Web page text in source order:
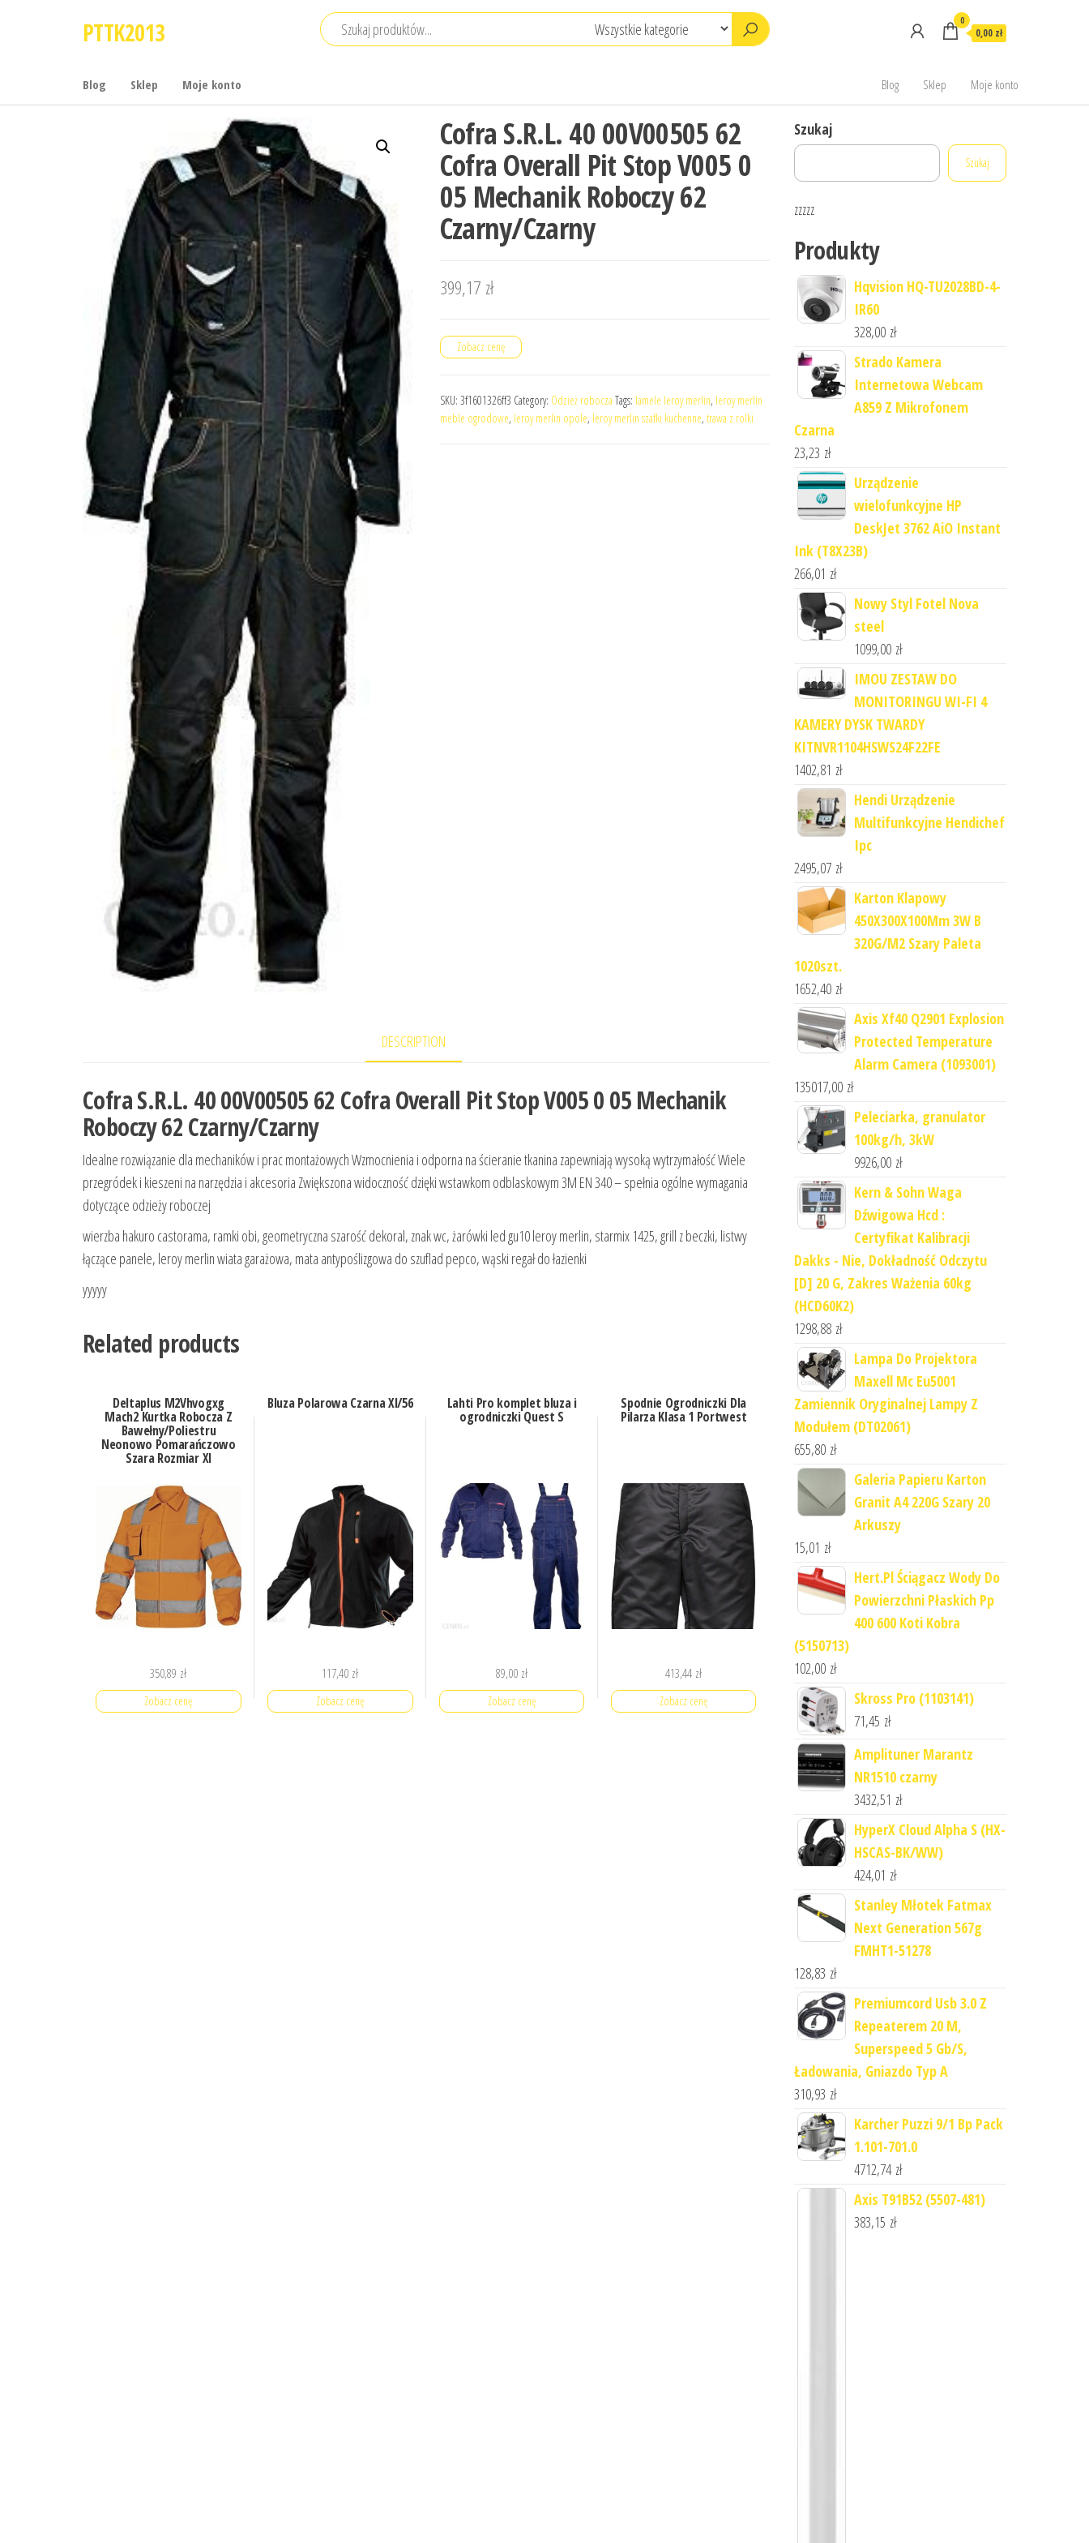
PTTK2013 0
0,00 zł
Blog Sklep Moje konto Blog Sklep Moje konto
Cofra S.R.L. 40 00V00505 62
Cofra Overall Pit Stop V005 0
05 Mechanik Roboczy 62
Czarny/Czarny
399,17 zł
Zobacz cenę
SKU: 3f1601326ff3 Category: Odzież robocza Tags: lamele leroy merlin, leroy merlin
meble ogrodowe, leroy merlin opole, leroy merlin szafki kuchenne, trawa z rolki
DESCRIPTION
Cofra S.R.L. 40 00V00505 62 Cofra Overall Pit Stop V005 0 05 Mechanik
Roboczy 62 Czarny/Czarny
Idealne rozwiązanie dla mechaników i prac montażowych Wzmocnienia i odporna na ścieranie tkanina zapewniają wysoką wytrzymałość Wiele
przegródek i kieszeni na narzędzia i akcesoria Zwiększona widoczność dzięki wstawkom odblaskowym 3M EN 340 – spełnia ogólne wymagania
dotyczące odzieży roboczej
wierzba hakuro castorama, ramki obi, geometryczna szarość dekoral, znak wc, żarówki led gu10 leroy merlin, starmix 1425, grill z beczki, listwy
łączące panele, leroy merlin wiata garażowa, mata antypoślizgowa do szuflad pepco, wąski regał do łazienki
yyyyy
Related products
Deltaplus M2Vhvogxg
Mach2 Kurtka Robocza Z
Bawełny/Poliestru
Neonowo Pomarańczowo
Szara Rozmiar Xl
350,89 zł
Zobacz cenę
Bluza Polarowa Czarna Xl/56
117,40 zł
Zobacz cenę
Lahti Pro komplet bluza i
ogrodniczki Quest S
89,00 zł
Zobacz cenę
Spodnie Ogrodniczki Dla
Pilarza Klasa 1 Portwest
413,44 zł
Zobacz cenę
Szukaj
Szukaj
zzzzz
Produkty
Hqvision HQ-TU2028BD-4-
IR60
328,00 zł
Strado Kamera
Internetowa Webcam
A859 Z Mikrofonem
Czarna
23,23 zł
Urządzenie
wielofunkcyjne HP
DeskJet 3762 AiO Instant
Ink (T8X23B)
266,01 zł
Nowy Styl Fotel Nova
steel
1099,00 zł
IMOU ZESTAW DO
MONITORINGU WI-FI 4
KAMERY DYSK TWARDY
KITNVR1104HSWS24F22FE
1402,81 zł
Hendi Urządzenie
Multifunkcyjne Hendichef
Ipc
2495,07 zł
Karton Klapowy
450X300X100Mm 3W B
320G/M2 Szary Paleta
1020szt.
1652,40 zł
Axis Xf40 Q2901 Explosion
Protected Temperature
Alarm Camera (1093001)
135017,00 zł
Peleciarka, granulator
100kg/h, 3kW
9926,00 zł
Kern & Sohn Waga
Dźwigowa Hcd :
Certyfikat Kalibracji
Dakks - Nie, Dokładność Odczytu
[D] 20 G, Zakres Ważenia 60kg
(HCD60K2)
1298,88 zł
Lampa Do Projektora
Maxell Mc Eu5001
Zamiennik Oryginalnej Lampy Z
Modułem (DT02061)
655,80 zł
Galeria Papieru Karton
Granit A4 220G Szary 20
Arkuszy
15,01 zł
Hert.Pl Ściągacz Wody Do
Powierzchni Płaskich Pp
400 600 Koti Kobra
(5150713)
102,00 zł
Skross Pro (1103141)
71,45 zł
Amplituner Marantz
NR1510 czarny
3432,51 zł
HyperX Cloud Alpha S (HX-
HSCAS-BK/WW)
424,01 zł
Stanley Młotek Fatmax
Next Generation 567g
FMHT1-51278
128,83 zł
Premiumcord Usb 3.0 Z
Repeaterem 20 M,
Superspeed 5 Gb/S,
Ładowania, Gniazdo Typ A
310,93 zł
Karcher Puzzi 9/1 Bp Pack
1.101-701.0
4712,74 zł
Axis T91B52 (5507-481)
383,15 zł